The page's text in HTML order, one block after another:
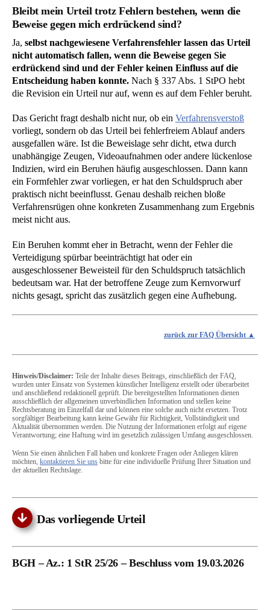
Bleibt mein Urteil trotz Fehlern bestehen, wenn die
Beweise gegen mich erdrückend sind?
Ja, selbst nachgewiesene Verfahrensfehler lassen das Urteil
nicht automatisch fallen, wenn die Beweise gegen Sie
erdrückend sind und der Fehler keinen Einfluss auf die
Entscheidung haben konnte. Nach § 337 Abs. 1 StPO hebt
die Revision ein Urteil nur auf, wenn es auf dem Fehler beruht.
Das Gericht fragt deshalb nicht nur, ob ein Verfahrensverstoß
vorliegt, sondern ob das Urteil bei fehlerfreiem Ablauf anders
ausgefallen wäre. Ist die Beweislage sehr dicht, etwa durch
unabhängige Zeugen, Videoaufnahmen oder andere lückenlose
Indizien, wird ein Beruhen häufig ausgeschlossen. Dann kann
ein Formfehler zwar vorliegen, er hat den Schuldspruch aber
praktisch nicht beeinflusst. Genau deshalb reichen bloße
Verfahrensrügen ohne konkreten Zusammenhang zum Ergebnis
meist nicht aus.
Ein Beruhen kommt eher in Betracht, wenn der Fehler die
Verteidigung spürbar beeinträchtigt hat oder ein
ausgeschlossener Beweisteil für den Schuldspruch tatsächlich
bedeutsam war. Hat der betroffene Zeuge zum Kernvorwurf
nichts gesagt, spricht das zusätzlich gegen eine Aufhebung.
zurück zur FAQ Übersicht
Hinweis/Disclaimer: Teile der Inhalte dieses Beitrags, einschließlich der FAQ,
wurden unter Einsatz von Systemen künstlicher Intelligenz erstellt oder überarbeitet
und anschließend redaktionell geprüft. Die bereitgestellten Informationen dienen
ausschließlich der allgemeinen unverbindlichen Information und stellen keine
Rechtsberatung im Einzelfall dar und können eine solche auch nicht ersetzen. Trotz
sorgfältiger Bearbeitung kann keine Gewähr für Richtigkeit, Vollständigkeit und
Aktualität übernommen werden. Die Nutzung der Informationen erfolgt auf eigene
Verantwortung; eine Haftung wird im gesetzlich zulässigen Umfang ausgeschlossen.
Wenn Sie einen ähnlichen Fall haben und konkrete Fragen oder Anliegen klären
möchten, kontaktieren Sie uns bitte für eine individuelle Prüfung Ihrer Situation und
der aktuellen Rechtslage.
Das vorliegende Urteil
BGH – Az.: 1 StR 25/26 – Beschluss vom 19.03.2026